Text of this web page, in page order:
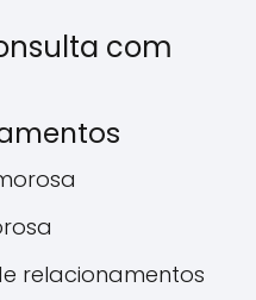
com
relacionamentos